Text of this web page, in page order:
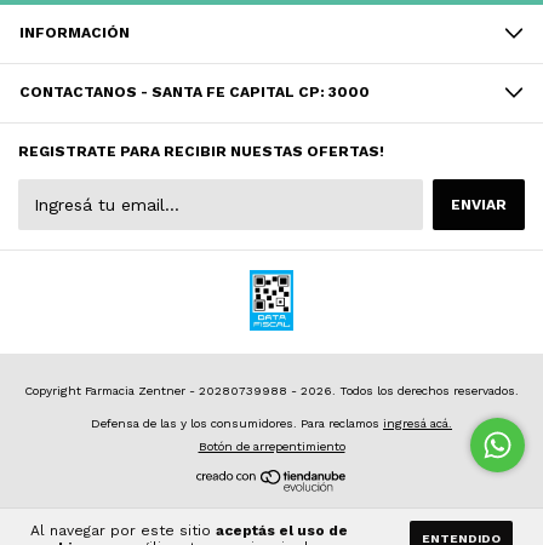
Al navegar por este sitio aceptás el uso de
ENTENDIDO
INFORMACIÓN
CONTACTANOS - SANTA FE CAPITAL CP: 3000
REGISTRATE PARA RECIBIR NUESTAS OFERTAS!
Copyright Farmacia Zentner - 20280739988 - 2026. Todos los derechos reservados.
Defensa de las y los consumidores. Para reclamos ingresá acá.
Botón de arrepentimiento